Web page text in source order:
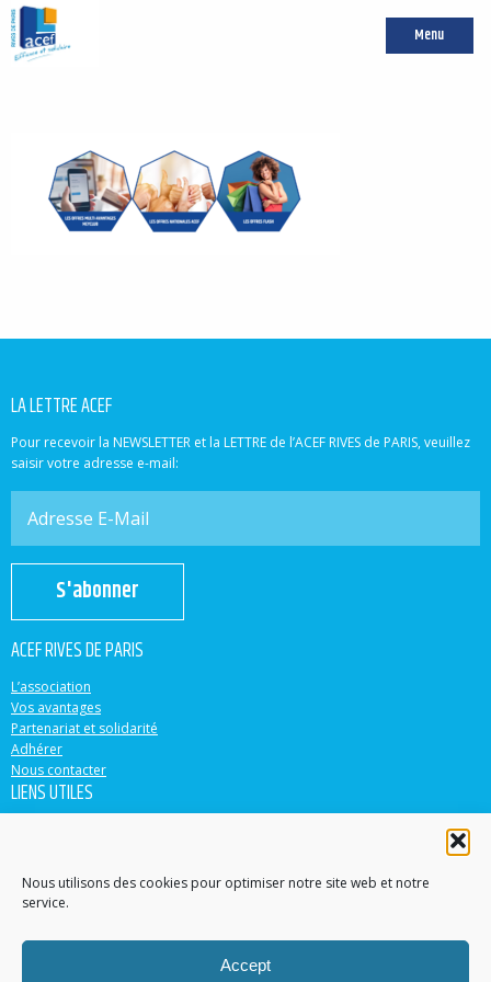
Nous utilisons des cookies pour optimiser notre site web et notre
service.
Accept
Menu
LA LETTRE ACEF
Pour recevoir la NEWSLETTER et la LETTRE de l’ACEF RIVES de PARIS, veuillez
saisir votre adresse e-mail:
S'abonner
ACEF RIVES DE PARIS
L’association
Vos avantages
Partenariat et solidarité
Adhérer
Nous contacter
LIENS UTILES